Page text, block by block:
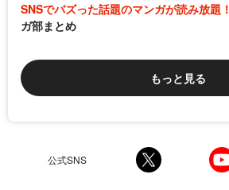
SNSでバズった話題のマンガが読み放題！
ガ部まとめ
もっと見る
公式SNS